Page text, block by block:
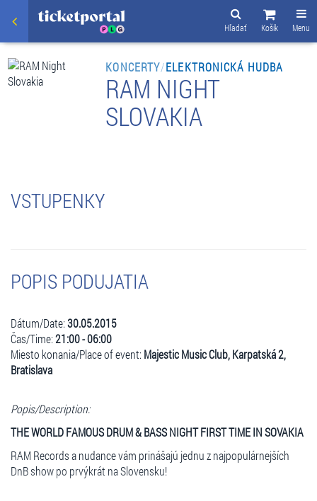
Menu
Košík
Hľadať
KONCERTY/ELEKTRONICKÁ HUDBA
RAM NIGHT
SLOVAKIA
VSTUPENKY
POPIS PODUJATIA
Dátum/Date:30.05.2015
Čas/Time:21:00 - 06:00
Miesto konania/Place of event: Majestic Music Club, Karpatská 2,
Bratislava
Popis/Description:
THE WORLD FAMOUS DRUM & BASS NIGHT FIRST TIME IN SOVAKIA
RAM Records a nudance vám prinášajú jednu z najpopulárnejších
DnB show po prvýkrát na Slovensku!